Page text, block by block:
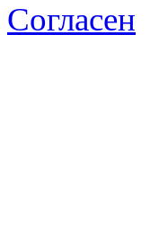
Согласен